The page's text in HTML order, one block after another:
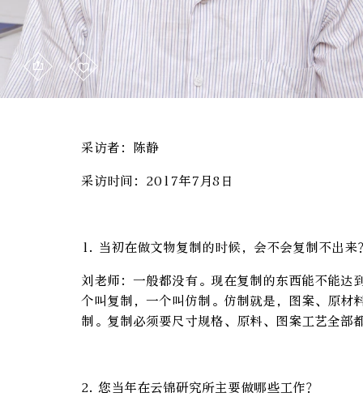
采访者：陈静
采访时间：2017年7月8日
1. 当初在做文物复制的时候，会不会复制不出来
刘老师：一般都没有。现在复制的东西能不能达
个叫复制，一个叫仿制。仿制就是，图案、原材
制。复制必须要尺寸规格、原料、图案工艺全部
2. 您当年在云锦研究所主要做哪些工作？